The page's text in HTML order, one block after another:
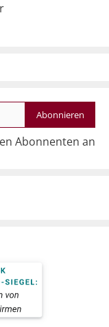
Abonnieren
Abonnenten an